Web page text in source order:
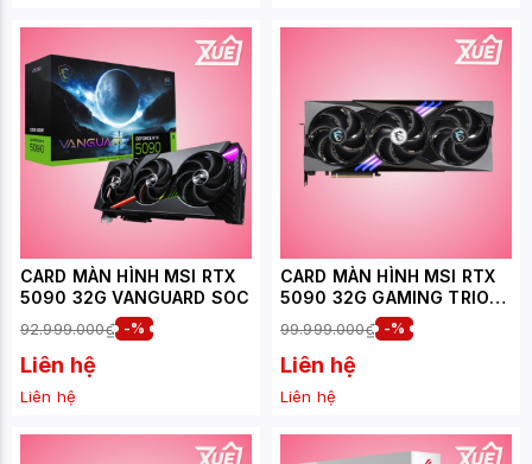
CARD MÀN HÌNH MSI RTX
5090 32G VANGUARD SOC
92.999.000₫ -%
Liên hệ
Liên hệ
CARD MÀN HÌNH MSI RTX
5090 32G GAMING TRIO
99.999.000₫ -%
Liên hệ
Liên hệ